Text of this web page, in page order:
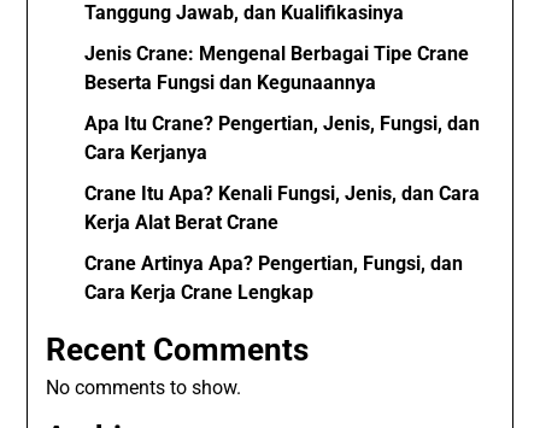
Tanggung Jawab, dan Kualifikasinya
Jenis Crane: Mengenal Berbagai Tipe Crane
Beserta Fungsi dan Kegunaannya
Apa Itu Crane? Pengertian, Jenis, Fungsi, dan
Cara Kerjanya
Crane Itu Apa? Kenali Fungsi, Jenis, dan Cara
Kerja Alat Berat Crane
Crane Artinya Apa? Pengertian, Fungsi, dan
Cara Kerja Crane Lengkap
Recent Comments
No comments to show.